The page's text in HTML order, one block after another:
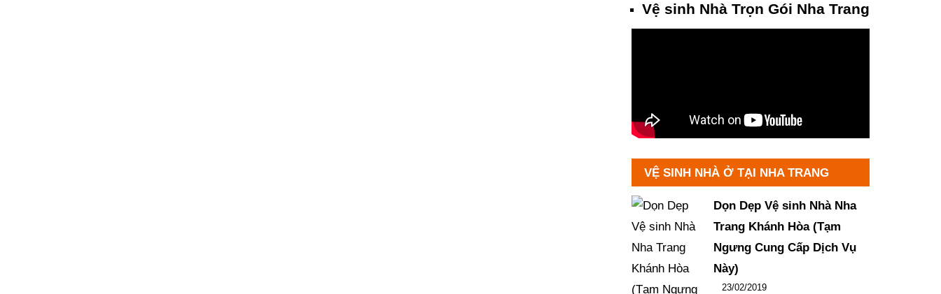
Vệ sinh Nhà Trọn Gói Nha Trang
VỆ SINH NHÀ Ở TẠI NHA TRANG
Dọn Dẹp Vệ sinh Nhà Nha
Trang Khánh Hòa (Tạm
Ngưng Cung Cấp Dịch Vụ
Này)
Đăng ngày
23/02/2019